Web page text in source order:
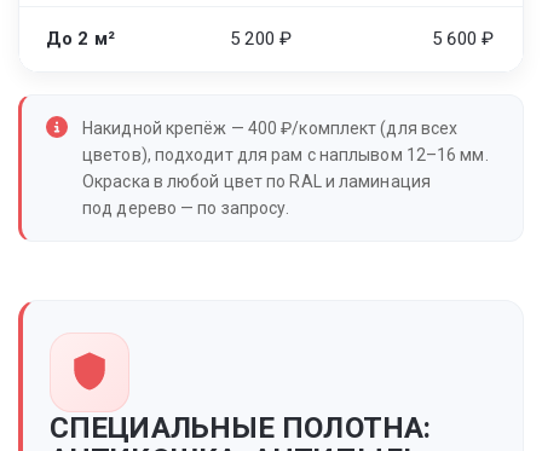
До 2 м² 5 200 ₽ 5 600 ₽
Накидной крепёж — 400 ₽/комплект (для всех
цветов), подходит для рам с наплывом 12–16 мм.
Окраска в любой цвет по RAL и ламинация
под дерево — по запросу.
СПЕЦИАЛЬНЫЕ ПОЛОТНА: